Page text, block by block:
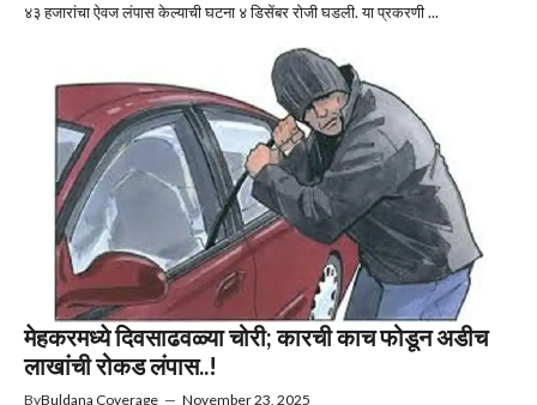
४३ हजारांचा ऐवज लंपास केल्याची घटना ४ डिसेंबर रोजी घडली. या प्रकरणी ...
मेहकरमध्ये दिवसाढवळ्या चोरी; कारची काच फोडून अडीच
लाखांची रोकड लंपास..!
ByBuldana Coverage — November 23, 2025